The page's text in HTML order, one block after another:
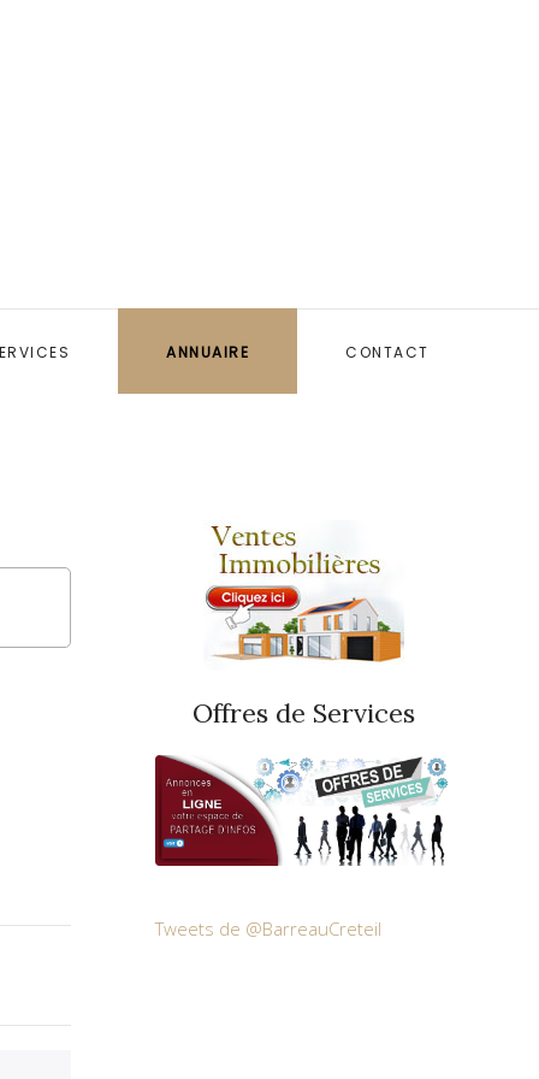
ANNUAIRE CONTACT
Offres de Services
Tweets de @BarreauCreteil